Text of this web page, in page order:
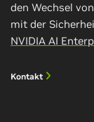
den Wechsel
mit der
NVIDIA AI
Kontakt